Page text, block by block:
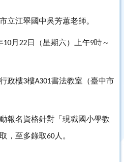
立江翠國中吳芳蕙老師。
10月 22日（星期六）上午9時～
政樓3樓A301書法教室（臺中市
報名資格針對「現職國小學教
，至多錄取60人。